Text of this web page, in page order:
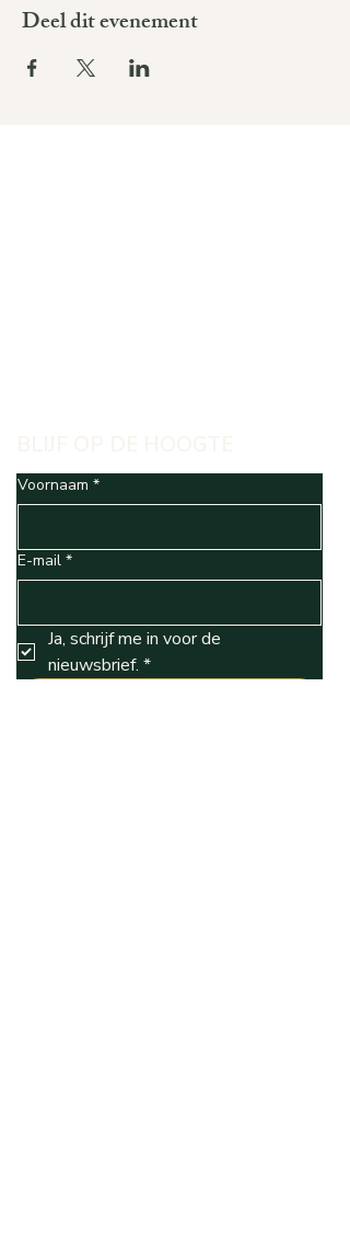
Deel dit evenement
Voornaam *
E-mail *
Ja, schrijf me in voor de
nieuwsbrief. *